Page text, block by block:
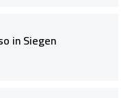
in Siegen